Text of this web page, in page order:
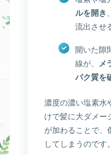
ルを開き
流出させ
開いた隙
線が、
メ
パク質を
濃度の濃い塩素水
けで髪に大ダメー
が加わることで、
してしまうのです。